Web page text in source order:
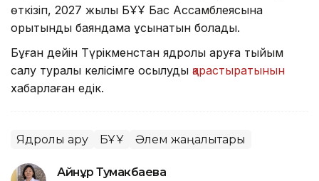
өткізіп, 2027 жылы БҰҰ Бас Ассамблеясына
қорытынды баяндама ұсынатын болады.
Бұған дейін Түрікменстан ядролық қаруға тыйым
салу туралы келісімге қосылуды қарастыратынын
хабарлаған едік.
Ядролық қару БҰҰ Әлем жаңалықтары
Айнұр Тумакбаева